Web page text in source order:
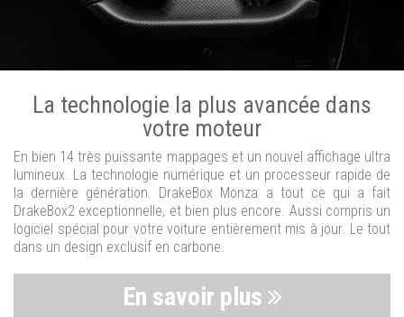
La technologie la plus avancée dans
votre moteur
En bien 14 très puissante mappages et un nouvel affichage ultra
lumineux. La technologie numérique et un processeur rapide de
la dernière génération. DrakeBox Monza a tout ce qui a fait
DrakeBox2 exceptionnelle, et bien plus encore. Aussi compris un
logiciel spécial pour votre voiture entièrement mis à jour. Le tout
dans un design exclusif en carbone.
En savoir plus